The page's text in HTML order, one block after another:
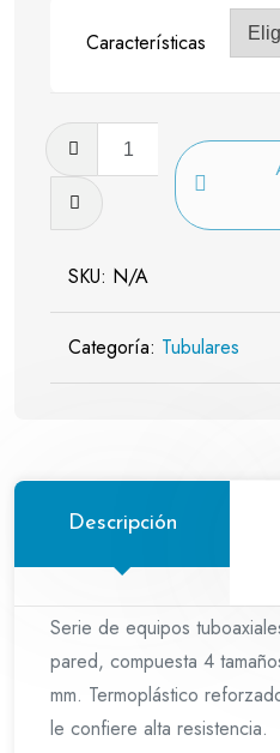
Características
cantidad
SKU: N/A
Categoría: Tubulares
Descripción
Serie de equipos
pared, compuesta 4
mm. Termoplástico
le confiere alta resistencia.